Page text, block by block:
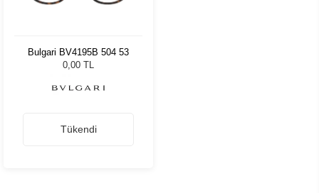
Bulgari BV4195B 504 53
0,00 TL
Tükendi